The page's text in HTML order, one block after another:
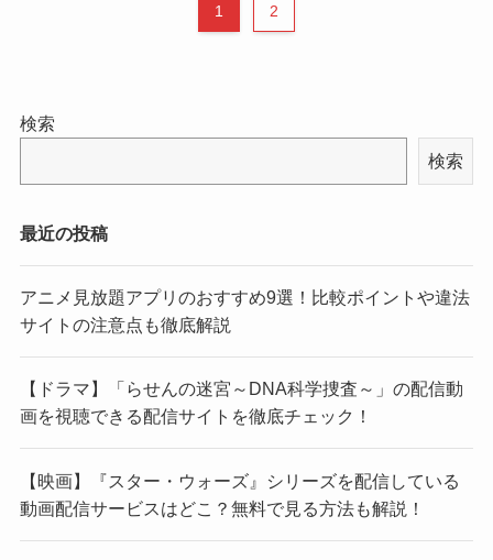
1 2
検索
検索
最近の投稿
アニメ見放題アプリのおすすめ9選！比較ポイントや違法
サイトの注意点も徹底解説
【ドラマ】「らせんの迷宮～DNA科学捜査～」の配信動
画を視聴できる配信サイトを徹底チェック！
【映画】『スター・ウォーズ』シリーズを配信している
動画配信サービスはどこ？無料で見る方法も解説！